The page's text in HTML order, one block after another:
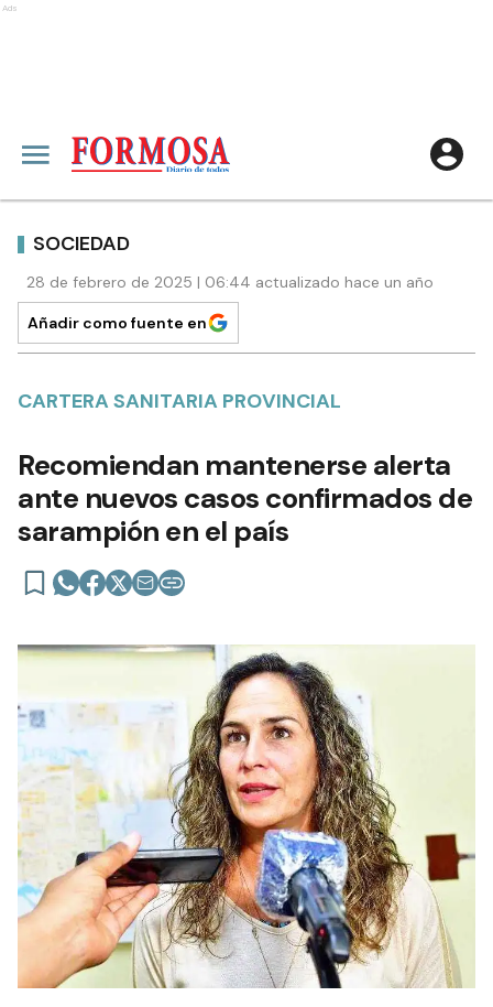
Ads
SOCIEDAD
28 de febrero de 2025 | 06:44 actualizado hace un año
Añadir como fuente en
CARTERA SANITARIA PROVINCIAL
Recomiendan mantenerse alerta
ante nuevos casos confirmados de
sarampión en el país